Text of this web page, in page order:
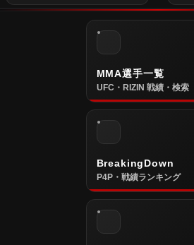
MMA選手一覧
UFC・RIZIN 戦績・検索
BreakingDown
P4P・戦績ランキング